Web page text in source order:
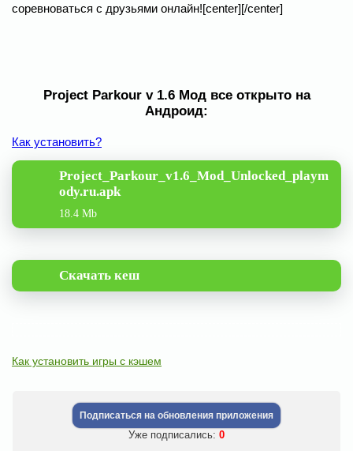
соревноваться с друзьями онлайн![center][/center]
Project Parkour v 1.6 Мод все открыто на
Андроид:
Как установить?
Project_Parkour_v1.6_Mod_Unlocked_playm
ody.ru.apk
18.4 Mb
Скачать кеш
Как установить игры с кэшем
Подписаться на обновления приложения
Уже подписались: 0